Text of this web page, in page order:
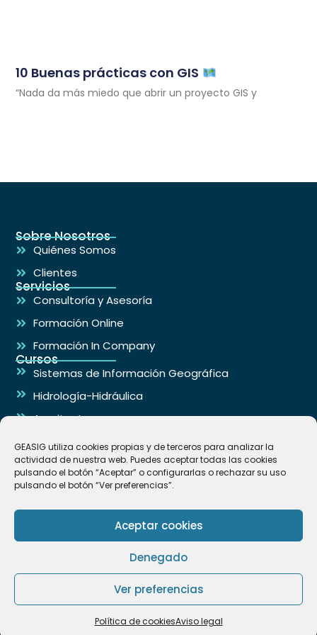
GEASIG utiliza cookies propias y de terceros para analizar la
actividad de nuestra web. Puedes aceptar todas las cookies
pulsando el botón “Aceptar” o configurarlas o rechazar su uso
pulsando el botón “Ver preferencias”.
Aceptar cookies
Denegado
Ver preferencias
Política de cookiesAviso legal
10 Buenas prácticas con GIS
“Nada da más miedo que abrir un proyecto GIS y
Sobre Nosotros
Quiénes Somos
Clientes
Servicios
Consultoría y Asesoría
Formación Online
Formación In Company
Cursos
Sistemas de Información Geográfica
Hidrología-Hidráulica
Arquitectura
Ingeniería
Contacto
info@geasig.com
+34 695 18 25 76
Las Rozas de Madrid España
GEASIG. Especialistas en SIG y Medio Ambiente © 2026
Condiciones de Venta